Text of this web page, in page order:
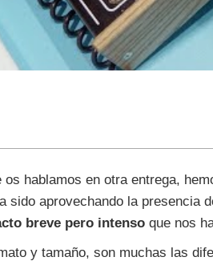
hablamos en otra entrega,
sido aprovechando la presencia
breve pero intenso que nos
y tamaño, son muchas las